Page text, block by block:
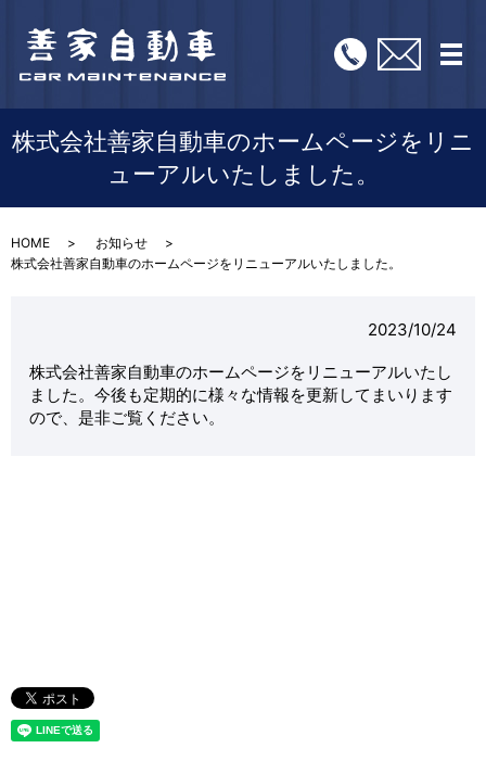
メ
株式会社善家自動車のホームページをリニ
ューアルいたしました。
HOME
お知らせ
株式会社善家自動車のホームページをリニューアルいたしました。
2023/10/24
株式会社善家自動車のホームページをリニューアルいたし
ました。今後も定期的に様々な情報を更新してまいります
ので、是非ご覧ください。